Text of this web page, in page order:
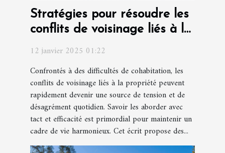
Stratégies pour résoudre les
conflits de voisinage liés à la
propriété
12 janvier 2025 01:22
Confrontés à des difficultés de cohabitation, les
conflits de voisinage liés à la propriété peuvent
rapidement devenir une source de tension et de
désagrément quotidien. Savoir les aborder avec
tact et efficacité est primordial pour maintenir un
cadre de vie harmonieux. Cet écrit propose des...